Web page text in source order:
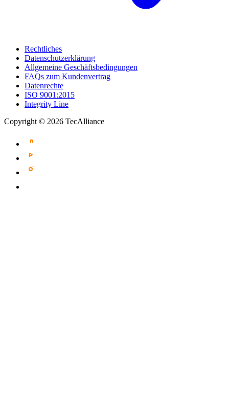
Rechtliches
Datenschutzerklärung
Allgemeine Geschäftsbedingungen
FAQs zum Kundenvertrag
Datenrechte
ISO 9001:2015
Integrity Line
Copyright © 2026 TecAlliance